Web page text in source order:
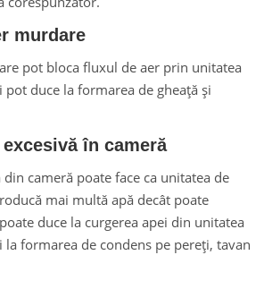
murdare
pot bloca fluxul de aer prin unitatea
duce la formarea de gheață și
în cameră
cameră poate face ca unitatea de
mai multă apă decât poate
duce la curgerea apei din unitatea
la formarea de condens pe pereți, tavan